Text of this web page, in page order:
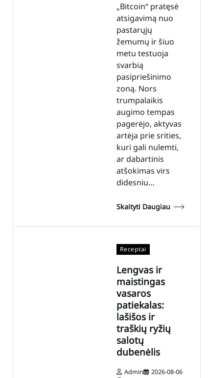
„Bitcoin“ pratęsė
atsigavimą nuo
pastarųjų
žemumų ir šiuo
metu testuoja
svarbią
pasipriešinimo
zoną. Nors
trumpalaikis
augimo tempas
pagerėjo, aktyvas
artėja prie srities,
kuri gali nulemti,
ar dabartinis
atšokimas virs
didesniu…
Skaityti Daugiau
Receptai
Lengvas ir
maistingas
vasaros
patiekalas:
lašišos ir
traškių ryžių
salotų
dubenėlis
Admin
2026-08-06